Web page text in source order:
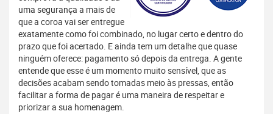
uma segurança a mais de
que a coroa vai ser entregue
exatamente como foi combinado, no lugar certo e dentro do
prazo que foi acertado. E ainda tem um detalhe que quase
ninguém oferece: pagamento só depois da entrega. A gente
entende que esse é um momento muito sensível, que as
decisões acabam sendo tomadas meio às pressas, então
facilitar a forma de pagar é uma maneira de respeitar e
priorizar a sua homenagem.